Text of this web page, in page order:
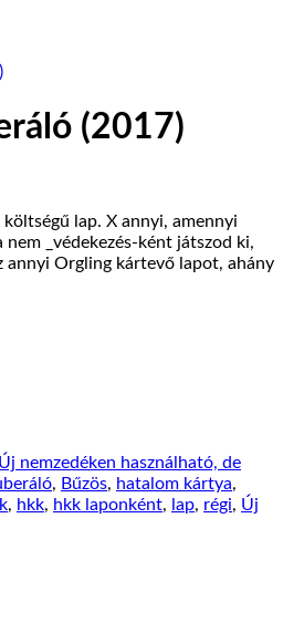
(2017)
lap. X annyi, amennyi
_védekezés-ként játszod ki,
annyi Orgling kártevő lapot, ahány
Új nemzedéken használható, de
, Bűzös, hatalom kártya,
, hkk, hkk laponként, lap, régi, Új